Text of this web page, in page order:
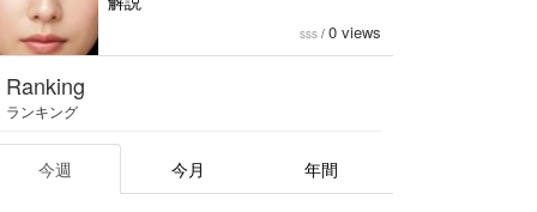
sss / 0 views
Ranking
ランキング
今週 今月 年間